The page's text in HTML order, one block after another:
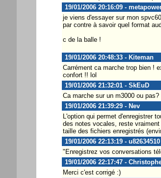
19/01/2006 20:16:09 -
je viens d'essayer sur mon
par contre à savoir quel format
c de la balle !
19/01/2006 20:48:33 - Kiteman
Carrément ca marche trop bien !
confort !! lol
19/01/2006 21:32:01 - SkEuD
Ca marche sur un m3000 ou pas?
19/01/2006 21:39:29 - Nev
L'option qui permet d'enregistrer
des notes vocales, reste
taille des fichiers enregistrés
19/01/2006 22:13:19 - u82634510
"Enregistrez vos conversations
19/01/2006 22:17:47 -
Merci c'est corrigé :)